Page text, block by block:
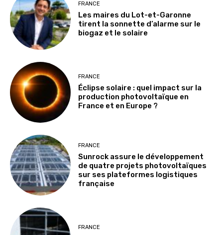
FRANCE
Les maires du Lot-et-Garonne
tirent la sonnette d’alarme sur le
biogaz et le solaire
FRANCE
Éclipse solaire : quel impact sur la
production photovoltaïque en
France et en Europe ?
FRANCE
Sunrock assure le développement
de quatre projets photovoltaïques
sur ses plateformes logistiques
française
FRANCE